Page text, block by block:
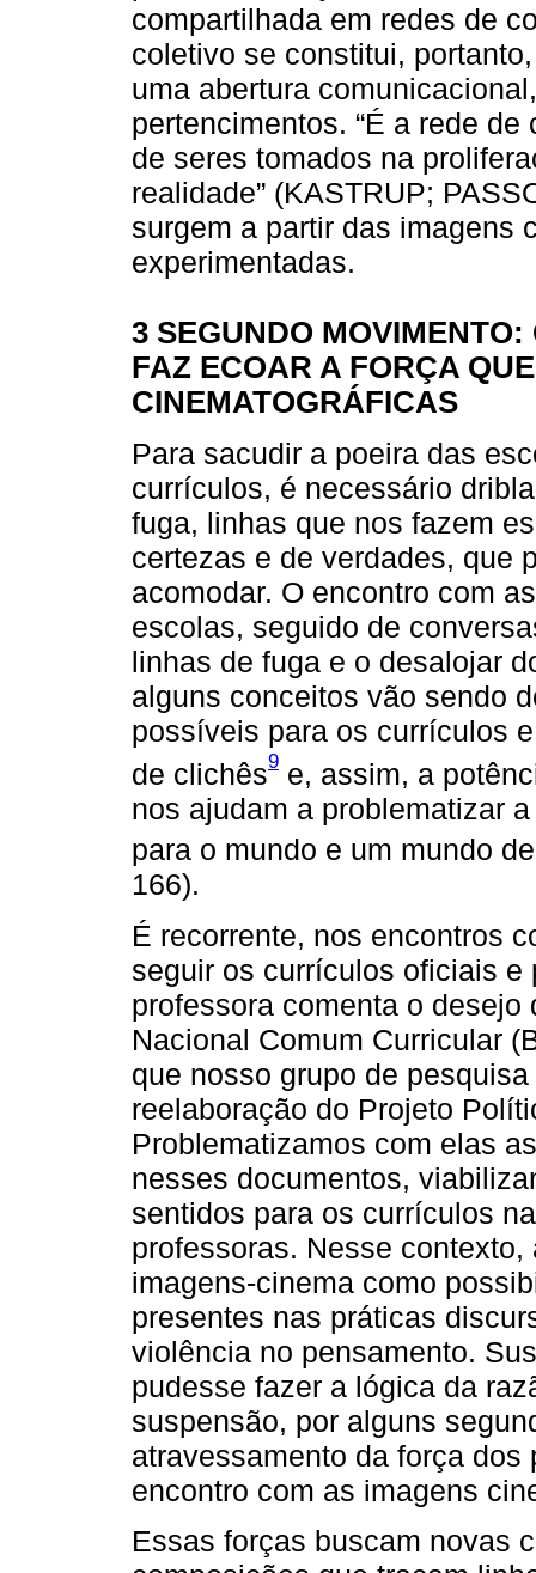
compartilhada em redes de
coletivo se constitui,
uma abertura
pertencimentos. “É a rede
de seres tomados na
realidade” (KASTRUP;
surgem a partir das imagens
experimentadas.
3 SEGUNDO
FAZ ECOAR A FORÇA
CINEMATOGRÁFICAS
Para sacudir a poeira das
currículos, é necessário
fuga, linhas que nos fazem
certezas e de verdades, que
acomodar. O encontro com
escolas, seguido de
linhas de fuga e o desalojar
alguns conceitos vão sendo
possíveis para os currículos
de clichês9 e, assim, a
nos ajudam a problematizar
para o mundo e um mundo
166).
É recorrente, nos encontros
seguir os currículos oficiais
professora comenta o
Nacional Comum Curricular
que nosso grupo de
reelaboração do Projeto
Problematizamos com elas
nesses documentos,
sentidos para os currículos
professoras. Nesse
imagens-cinema como
presentes nas práticas
violência no pensamento.
pudesse fazer a lógica da
suspensão, por alguns
atravessamento da força
encontro com as imagens
Essas forças buscam novas